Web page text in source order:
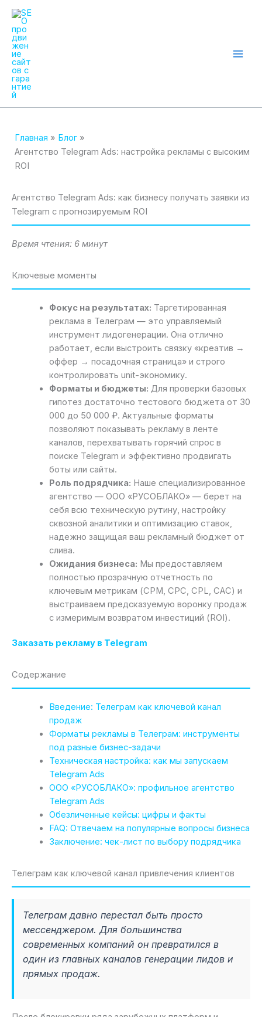
Перейти
содержимому
Главная
Блог
Агентство Telegram Ads: настройка рекламы с высоким
ROI
Агентство Telegram Ads: как бизнесу получать заявки из
Telegram с прогнозируемым ROI
Время чтения: 6 минут
Ключевые моменты
Фокус на результатах: Таргетированная
реклама в Телеграм — это управляемый
инструмент лидогенерации. Она отлично
работает, если выстроить связку «креатив →
оффер → посадочная страница» и строго
контролировать unit-экономику.
Форматы и бюджеты: Для проверки базовых
гипотез достаточно тестового бюджета от 30
000 до 50 000 ₽. Актуальные форматы
позволяют показывать рекламу в ленте
каналов, перехватывать горячий спрос в
поиске Telegram и эффективно продвигать
боты или сайты.
Роль подрядчика: Наше специализированное
агентство — ООО «РУСОБЛАКО» — берет на
себя всю техническую рутину, настройку
сквозной аналитики и оптимизацию ставок,
надежно защищая ваш рекламный бюджет от
слива.
Ожидания бизнеса: Мы предоставляем
полностью прозрачную отчетность по
ключевым метрикам (CPM, CPC, CPL, CAC) и
выстраиваем предсказуемую воронку продаж
с измеримым возвратом инвестиций (ROI).
Заказать рекламу в Telegram
Содержание
Введение: Телеграм как ключевой канал
продаж
Форматы рекламы в Телеграм: инструменты
под разные бизнес-задачи
Техническая настройка: как мы запускаем
Telegram Ads
ООО «РУСОБЛАКО»: профильное агентство
Telegram Ads
Обезличенные кейсы: цифры и факты
FAQ: Отвечаем на популярные вопросы бизнеса
Заключение: чек-лист по выбору подрядчика
Телеграм как ключевой канал привлечения клиентов
Телеграм давно перестал быть просто
мессенджером. Для большинства
современных компаний он превратился в
один из главных каналов генерации лидов и
прямых продаж.